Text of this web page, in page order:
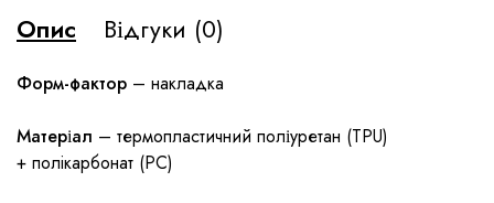
Опис Відгуки (0)
Форм-фактор – накладка
Матеріал – термопластичний поліуретан (TPU)
+ полiкарбонат (PC)